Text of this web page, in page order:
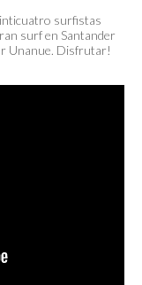
surfistas
surf en Santander
Unanue. Disfrutar!